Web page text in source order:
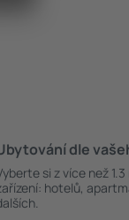
dle
si z více než
hotelů,